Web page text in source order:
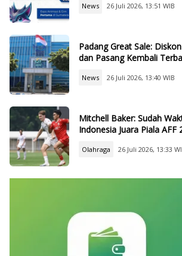
News 26 Juli 2026, 13:51 WIB
Padang Great Sale:
dan Pasang Kembali
News 26 Juli 2026, 13:40 WIB
Mitchell Baker: Sudah
Indonesia Juara Piala AFF
Olahraga 26 Juli 2026, 13:33